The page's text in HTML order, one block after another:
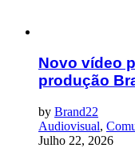
Novo vídeo
produção
by Brand22
Audiovisual,
Julho 22, 2026